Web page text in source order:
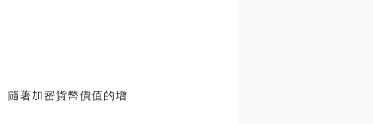
隨著加密貨幣價值的增